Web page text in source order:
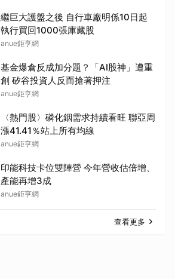
繼巨大護盤之後 自行車廠明係10日起
執行買回1000張庫藏股
anue鉅亨網
基金爆倉反成加分題？「AI股神」遭重
創 矽谷投資人反而搶著押注
anue鉅亨網
〈熱門股〉磷化銦需求持續看旺 聯亞周
漲41.41％站上所有均線
anue鉅亨網
印能科技卡位雙陣營 今年營收估倍增、
產能再增3成
anue鉅亨網
查看更多